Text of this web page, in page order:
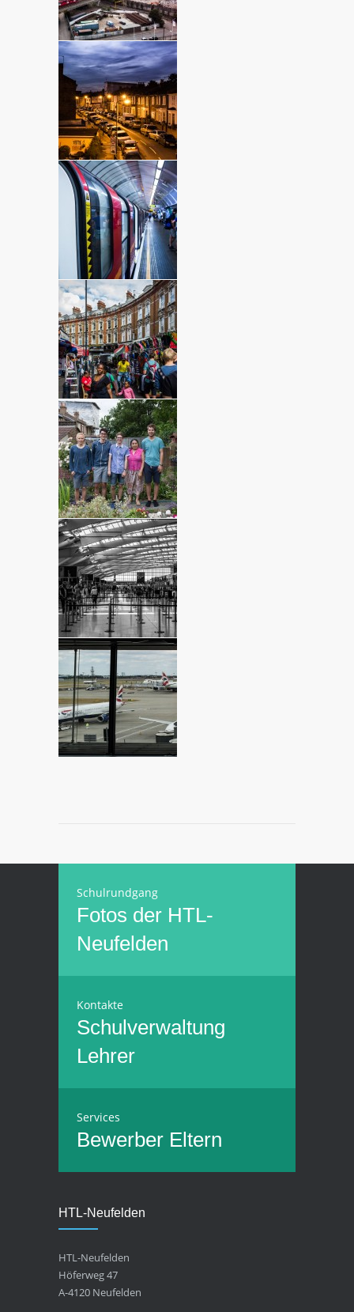
Schulrundgang
Fotos der HTL-
Neufelden
Kontakte
Schulverwaltung
Lehrer
Services
Bewerber Eltern
HTL-Neufelden
HTL-Neufelden
Höferweg 47
A-4120 Neufelden